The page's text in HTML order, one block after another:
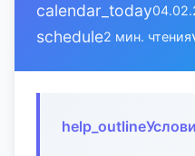
calendar_today
schedule2 мин. чтения
help_outline